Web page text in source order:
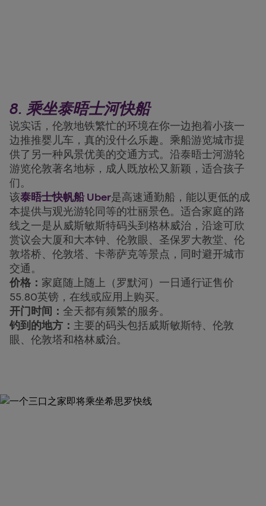
8. 乘坐泰晤士河快船
说实话，伦敦地铁繁忙的环境在你一边抱着小孩一
边推推婴儿车，真的没什么乐趣。乘船游览城市提
供了另一种风景优美的交通方式。沿泰晤士河游轮
游览伦敦著名地标，成人既放松又新颖，适合孩子
们。
该泰晤士快帆船 Uber是高速通勤船，能以更低的成
本提供与观光游轮同等的壮丽景色。适合家庭的路
线之一是从威斯敏斯特码头到格林威治，沿途可欣
赏议会大厦和大本钟、伦敦眼、圣保罗大教堂、伦
敦塔桥、伦敦塔、卡蒂萨克等景点，同时避开城市
交通。
价格： 家庭随上随上（罗默河）一日通行证售价
55.80英镑，在线或应用上购买。
开门时间： 全天都有频繁的服务。
钓到的地方： 主要的码头包括威斯敏斯特、伦敦
眼、伦敦塔和格林威治。